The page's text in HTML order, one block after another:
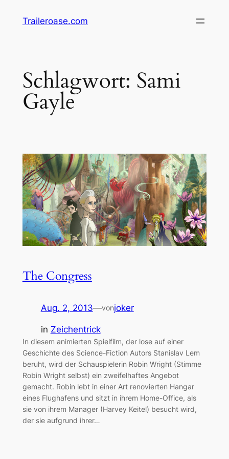
InhaltTraileroase.com
Schlagwort: Sami
Gayle
The Congress
Aug. 2, 2013—vonjoker
in Zeichentrick
In diesem animierten Spielfilm, der lose auf einer
Geschichte des Science-Fiction Autors Stanislav Lem
beruht, wird der Schauspielerin Robin Wright (Stimme
Robin Wright selbst) ein zweifelhaftes Angebot
gemacht. Robin lebt in einer Art renovierten Hangar
eines Flughafens und sitzt in ihrem Home-Office, als
sie von ihrem Manager (Harvey Keitel) besucht wird,
der sie aufgrund ihrer…